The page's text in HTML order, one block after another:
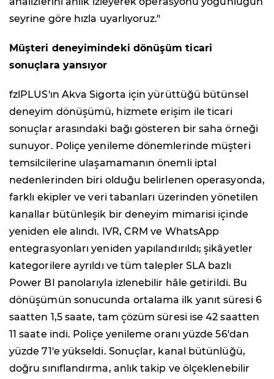
seyrine göre hızla uyarlıyoruz."
Müşteri deneyimindeki dönüşüm ticari
sonuçlara yansıyor
fzlPLUS'ın Akva Sigorta için yürüttüğü bütünsel
deneyim dönüşümü, hizmete erişim ile ticari
sonuçlar arasındaki bağı gösteren bir saha örneği
sunuyor. Poliçe yenileme dönemlerinde müşteri
temsilcilerine ulaşamamanın önemli iptal
nedenlerinden biri olduğu belirlenen operasyonda,
farklı ekipler ve veri tabanları üzerinden yönetilen
kanallar bütünleşik bir deneyim mimarisi içinde
yeniden ele alındı. IVR, CRM ve WhatsApp
entegrasyonları yeniden yapılandırıldı; şikâyetler
kategorilere ayrıldı ve tüm talepler SLA bazlı
Power BI panolarıyla izlenebilir hâle getirildi. Bu
dönüşümün sonucunda ortalama ilk yanıt süresi 6
saatten 1,5 saate, tam çözüm süresi ise 42 saatten
11 saate indi. Poliçe yenileme oranı yüzde 56'dan
yüzde 71'e yükseldi. Sonuçlar, kanal bütünlüğü,
doğru sınıflandırma, anlık takip ve ölçeklenebilir